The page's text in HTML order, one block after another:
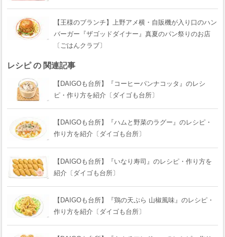
【王様のブランチ】上野アメ横・自販機が入り口のハン
バーガー『ザゴッドダイナー』真夏のパン祭りのお店
〔ごはんクラブ〕
レシピ の 関連記事
【DAIGOも台所】『コーヒーパンナコッタ』のレシ
ピ・作り方を紹介〔ダイゴも台所〕
【DAIGOも台所】『ハムと野菜のラグー』のレシピ・
作り方を紹介〔ダイゴも台所〕
【DAIGOも台所】『いなり寿司』のレシピ・作り方を
紹介〔ダイゴも台所〕
【DAIGOも台所】『鶏の天ぷら 山椒風味』のレシピ・
作り方を紹介〔ダイゴも台所〕